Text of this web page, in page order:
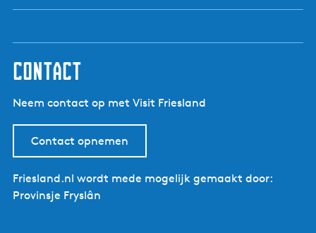
contact
Neem contact op met Visit Friesland
Contact opnemen
Friesland.nl wordt mede mogelijk gemaakt door:
Provinsje Fryslân